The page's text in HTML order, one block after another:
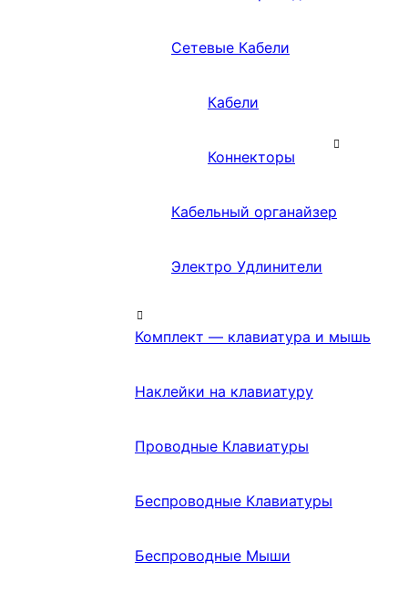
Сетевые Кабели
Кабели
Коннекторы
Кабельный органайзер
Электро Удлинители
Комплект — клавиатура и мышь
Наклейки на клавиатуру
Проводные Клавиатуры
Беспроводные Клавиатуры
Беспроводные Мыши